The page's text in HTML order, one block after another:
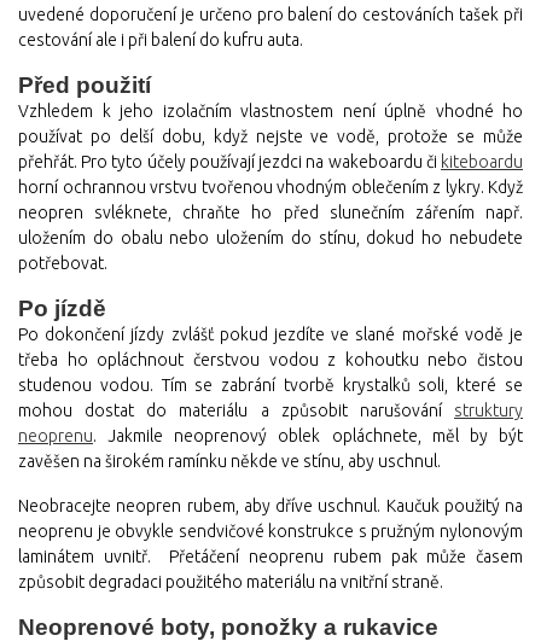
uvedené doporučení je určeno pro balení do cestováních tašek při
cestování ale i při balení do kufru auta.
Před použití
Vzhledem k jeho izolačním vlastnostem není úplně vhodné ho
používat po delší dobu, když nejste ve vodě, protože se může
přehřát. Pro tyto účely používají jezdci na wakeboardu či kiteboardu
horní ochrannou vrstvu tvořenou vhodným oblečením z lykry. Když
neopren svléknete, chraňte ho před slunečním zářením např.
uložením do obalu nebo uložením do stínu, dokud ho nebudete
potřebovat.
Po jízdě
Po dokončení jízdy zvlášť pokud jezdíte ve slané mořské vodě je
třeba ho opláchnout čerstvou vodou z kohoutku nebo čistou
studenou vodou. Tím se zabrání tvorbě krystalků soli, které se
mohou dostat do materiálu a způsobit narušování struktury
neoprenu. Jakmile neoprenový oblek opláchnete, měl by být
zavěšen na širokém ramínku někde ve stínu, aby uschnul.
Neobracejte neopren rubem, aby dříve uschnul. Kaučuk použitý na
neoprenu je obvykle sendvičové konstrukce s pružným nylonovým
laminátem uvnitř. Přetáčení neoprenu rubem pak může časem
způsobit degradaci použitého materiálu na vnitřní straně.
Neoprenové boty, ponožky a rukavice